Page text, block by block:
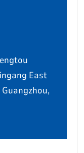
East